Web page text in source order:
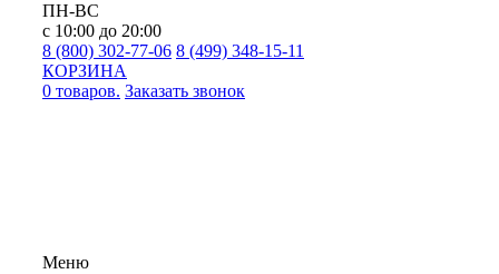
ПН-ВС
с 10:00 до 20:00
8 (800) 302-77-06 8 (499) 348-15-11
КОРЗИНА
0 товаров. Заказать звонок
Меню